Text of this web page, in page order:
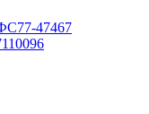
47467